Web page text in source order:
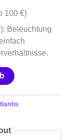
100 €)
Beleuchtung